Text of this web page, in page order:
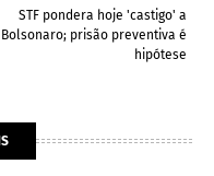
STF pondera hoje 'castigo' a
Bolsonaro; prisão preventiva é
hipótese